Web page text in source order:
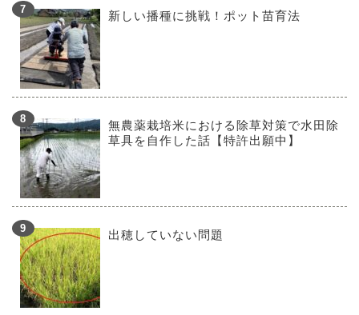
新しい播種に挑戦！ポット苗育法
無農薬栽培米における除草対策で水田除
草具を自作した話【特許出願中】
出穂していない問題